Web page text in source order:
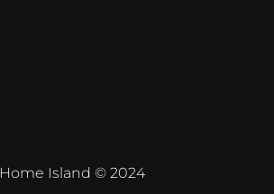
Home Island © 2024